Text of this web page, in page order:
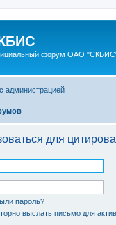
форум ОАО
администрацией
для
пароль?
выслать письмо для